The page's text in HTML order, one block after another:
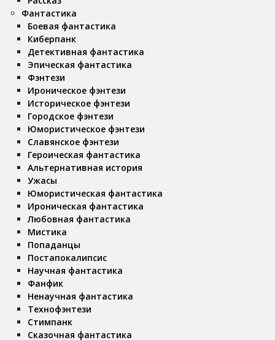
Фантастика
Боевая фантастика
Киберпанк
Детективная фантастика
Эпическая фантастика
Фэнтези
Ироническое фэнтези
Историческое фэнтези
Городское фэнтези
Юмористическое фэнтези
Славянское фэнтези
Героическая фантастика
Альтернативная история
Ужасы
Юмористическая фантастика
Ироническая фантастика
Любовная фантастика
Мистика
Попаданцы
Постапокалипсис
Научная фантастика
Фанфик
Ненаучная фантастика
Технофэнтези
Стимпанк
Сказочная фантастика